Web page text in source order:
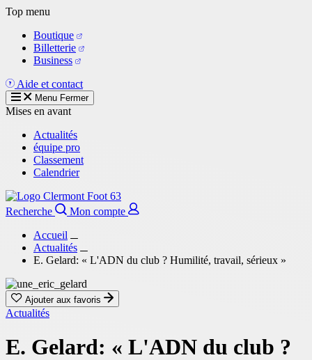
Aller
contenu
principal
Top menu
Boutique
Billetterie
Business
Aide et contact
Menu Fermer
Mises en avant
Actualités
équipe pro
Classement
Calendrier
Recherche
Mon compte
Accueil
Actualités
E. Gelard: « L'ADN du club ? Humilité, travail, sérieux »
Ajouter aux favoris
Actualités
E. Gelard: « L'ADN du club ?